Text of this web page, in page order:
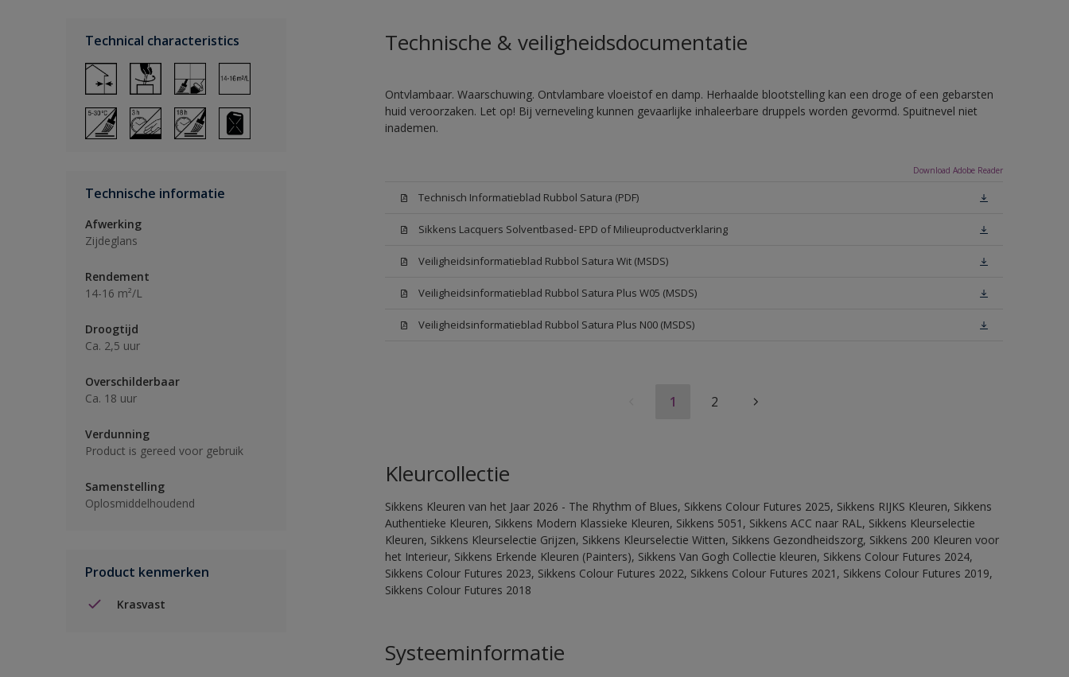
Technical characteristics
Technische informatie
Afwerking
Zijdeglans
Rendement
14-16 m²/L
Droogtijd
Ca. 2,5 uur
Overschilderbaar
Ca. 18 uur
Verdunning
Product is gereed voor gebruik
Samenstelling
Oplosmiddelhoudend
Product kenmerken
Krasvast
Technische & veiligheidsdocumentatie
Ontvlambaar. Waarschuwing. Ontvlambare vloeistof en damp. Herhaalde blootstelling kan een droge of een gebarsten
huid veroorzaken. Let op! Bij verneveling kunnen gevaarlijke inhaleerbare druppels worden gevormd. Spuitnevel niet
inademen.
Download Adobe Reader
Technisch Informatieblad Rubbol Satura (PDF)
Sikkens Lacquers Solventbased- EPD of Milieuproductverklaring
Veiligheidsinformatieblad Rubbol Satura Wit (MSDS)
Veiligheidsinformatieblad Rubbol Satura Plus W05 (MSDS)
Veiligheidsinformatieblad Rubbol Satura Plus N00 (MSDS)
1 2
Kleurcollectie
Sikkens Kleuren van het Jaar 2026 - The Rhythm of Blues, Sikkens Colour Futures 2025, Sikkens RIJKS Kleuren, Sikkens
Authentieke Kleuren, Sikkens Modern Klassieke Kleuren, Sikkens 5051, Sikkens ACC naar RAL, Sikkens Kleurselectie
Kleuren, Sikkens Kleurselectie Grijzen, Sikkens Kleurselectie Witten, Sikkens Gezondheidszorg, Sikkens 200 Kleuren voor
het Interieur, Sikkens Erkende Kleuren (Painters), Sikkens Van Gogh Collectie kleuren, Sikkens Colour Futures 2024,
Sikkens Colour Futures 2023, Sikkens Colour Futures 2022, Sikkens Colour Futures 2021, Sikkens Colour Futures 2019,
Sikkens Colour Futures 2018
Systeeminformatie